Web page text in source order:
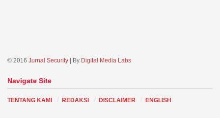
© 2016 Jurnal Security | By Digital Media Labs
Navigate Site
TENTANG KAMI REDAKSI DISCLAIMER ENGLISH